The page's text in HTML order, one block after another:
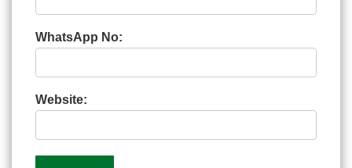
WhatsApp No:
Website: